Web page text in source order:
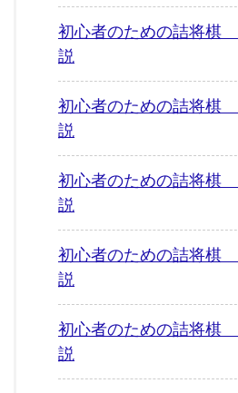
初心者のための詰将
説
初心者のための詰将
説
初心者のための詰将
説
初心者のための詰将
説
初心者のための詰将
説